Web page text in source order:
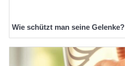
Wie schützt man seine Gelenke?